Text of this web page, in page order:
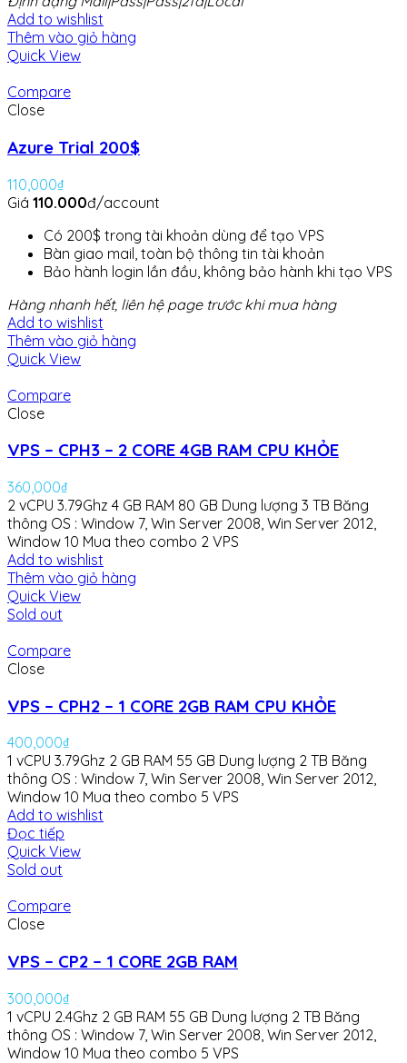
Add to wishlist
Thêm vào giỏ hàng
Quick View
Compare
Close
Azure Trial 200$
110,000₫
Giá 110.000đ/account
Có 200$ trong tài khoản dùng để tạo VPS
Bàn giao mail, toàn bộ thông tin tài khoản
Bảo hành login lần đầu, không bảo hành khi tạo VPS
Hàng nhanh hết, liên hệ page trước khi mua hàng
Add to wishlist
Thêm vào giỏ hàng
Quick View
Compare
Close
VPS – CPH3 – 2 CORE 4GB RAM CPU KHỎE
360,000₫
2 vCPU 3.79Ghz 4 GB RAM 80 GB Dung lượng 3 TB Băng
thông OS : Window 7, Win Server 2008, Win Server 2012,
Window 10 Mua theo combo 2 VPS
Add to wishlist
Thêm vào giỏ hàng
Quick View
Sold out
Compare
Close
VPS – CPH2 – 1 CORE 2GB RAM CPU KHỎE
400,000₫
1 vCPU 3.79Ghz 2 GB RAM 55 GB Dung lượng 2 TB Băng
thông OS : Window 7, Win Server 2008, Win Server 2012,
Window 10 Mua theo combo 5 VPS
Add to wishlist
Đọc tiếp
Quick View
Sold out
Compare
Close
VPS – CP2 – 1 CORE 2GB RAM
300,000₫
1 vCPU 2.4Ghz 2 GB RAM 55 GB Dung lượng 2 TB Băng
thông OS : Window 7, Win Server 2008, Win Server 2012,
Window 10 Mua theo combo 5 VPS